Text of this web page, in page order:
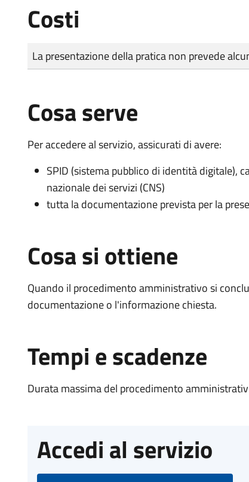
Costi
Tipo di pagamento
Importo
La presentazione della pratica non prevede
Cosa serve
Per accedere al servizio, assicurati di avere:
SPID (sistema pubblico di identità digitale),
nazionale dei servizi (CNS)
tutta la documentazione prevista per la
Cosa si ottiene
Quando il procedimento amministrativo si
documentazione o l'informazione chiesta.
Tempi e scadenze
Durata massima del procedimento
Accedi al servizio